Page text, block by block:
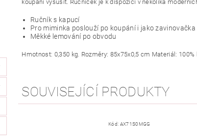
koupání vysušit. Ručníček je k dispozici v několika
Ručník s kapucí
Pro miminka poslouží po koupání i jako zavinovačka
Měkké lemování po obvodu
Hmotnost: 0,350 kg. Rozměry: 85x75x0,5 cm Materiál: 100%
SOUVISEJÍCÍ PRODUKTY
Kód: AX71S0MGG